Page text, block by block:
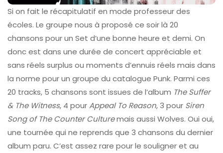
Si on fait le récapitulatif en mode professeur des
écoles. Le groupe nous à proposé ce soir là 20
chansons pour un Set d’une bonne heure et demi. On
donc est dans une durée de concert appréciable et
sans réels surplus ou moments d’ennuis réels mais dans
la norme pour un groupe du catalogue Punk. Parmi ces
20 tracks, 5 chansons sont issues de l’album The Suffer
& The Witness, 4 pourAppeal To Reason, 3 pour Siren
Song of The Counter Culturemais aussi Wolves. Oui oui,
une tournée qui ne reprends que 3 chansons du dernier
album paru. C’est assez rare pour le souligner et au